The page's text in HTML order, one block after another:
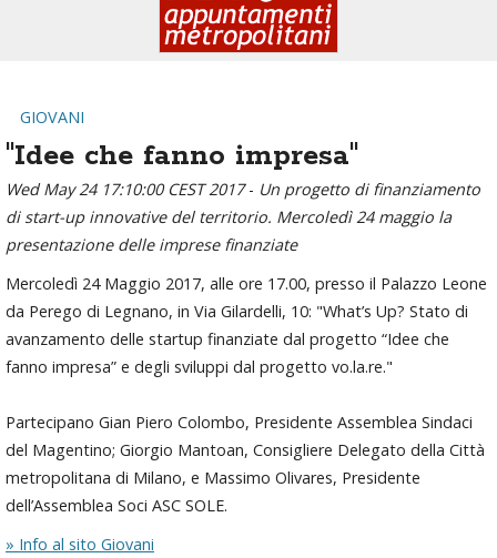
GIOVANI
"Idee che fanno impresa"
Wed May 24 17:10:00 CEST 2017- Un progetto di finanziamento
di start-up innovative del territorio. Mercoledì 24 maggio la
presentazione delle imprese finanziate
Mercoledì 24 Maggio 2017, alle ore 17.00, presso il Palazzo Leone
da Perego di Legnano, in Via Gilardelli, 10: "What’s Up? Stato di
avanzamento delle startup finanziate dal progetto “Idee che
fanno impresa” e degli sviluppi dal progetto vo.la.re."
Partecipano Gian Piero Colombo, Presidente Assemblea Sindaci
del Magentino; Giorgio Mantoan, Consigliere Delegato della Città
metropolitana di Milano, e Massimo Olivares, Presidente
dell’Assemblea Soci ASC SOLE.
» Info al sito Giovani